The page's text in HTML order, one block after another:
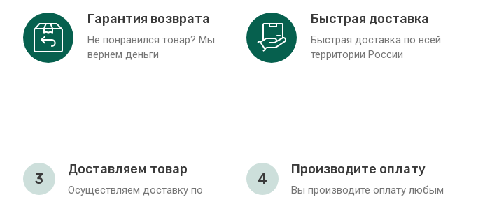
Гарантия возврата
Не понравился товар? Мы
вернем деньги
Быстрая доставка
Быстрая доставка по всей
территории России
3
Доставляем товар
Осуществляем доставку по
4
Производите оплату
Вы производите оплату любым